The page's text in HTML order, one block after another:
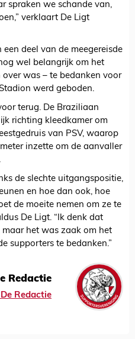
spraken we schande van,
verklaart De Ligt
deel van de meegereisde
wel belangrijk om het
was – te bedanken voor
werd geboden.
terug. De Braziliaan
richting kleedkamer om
van PSV, waarop
inzette om de aanvaller
de slechte uitgangspositie,
en hoe dan ook, hoe
de moeite nemen om ze te
De Ligt. “Ik denk dat
het was zaak om het
supporters te bedanken.”
Redactie
Redactie